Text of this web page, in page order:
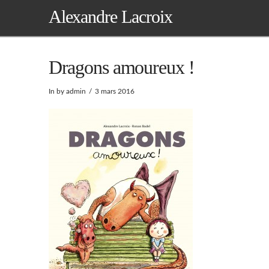
Alexandre Lacroix
Dragons amoureux !
In by admin 3 mars 2016